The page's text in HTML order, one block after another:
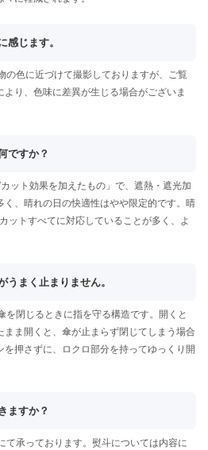
感じます。
の色に近づけて撮影しておりますが、ご覧
り、色味に差異が生じる場合がございま
ですか？
ット効果を加えたもの」で、遮熱・遮光加
く、晴れの日の快適性はやや限定的です。晴
ットすべてに対応していることが多く、よ
うまく止まりません。
を閉じるときに指を守る構造です。開くと
まま開くと、傘が止まらず閉じてしまう場合
押さずに、ロクロ部分を持ってゆっくり開
ますか？
て承っております。熨斗については内容に